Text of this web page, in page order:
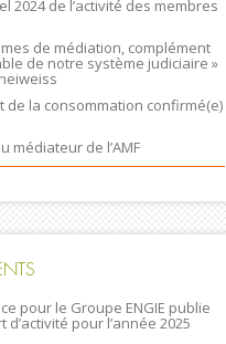
2024 de l’activité des membres
de médiation, complément
de notre système judiciaire »
de la consommation confirmé(e)
médiateur de l’AMF
pour le Groupe ENGIE publie
d’activité pour l’année 2025